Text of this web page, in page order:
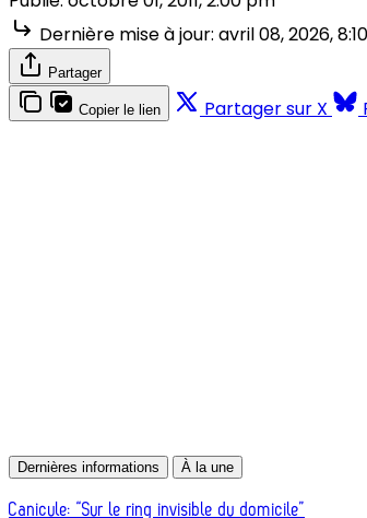
Dernière mise à jour: avril 08, 2026,
Partager
Copier le lien Partager sur X
Dernières informations À la une
Canicule: “Sur le ring invisible du domicile”